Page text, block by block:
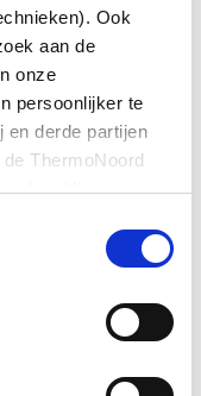
Ook
aan de
onze
persoonlijker te
en derde partijen
ThermoNoord
Hiermee
We slaan je